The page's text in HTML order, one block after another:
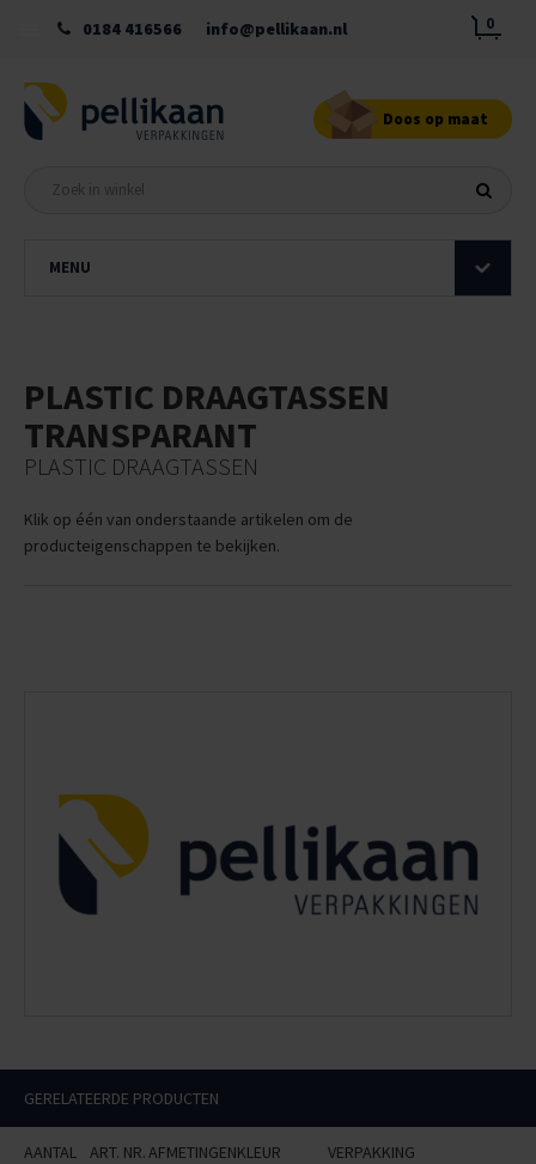
0184 416566 info@pellikaan.nl 0
Doos op maat
MENU
PLASTIC DRAAGTASSEN
TRANSPARANT
PLASTIC DRAAGTASSEN
Klik op één van onderstaande artikelen om de
producteigenschappen te bekijken.
GERELATEERDE PRODUCTEN
AANTAL ART. NR.AFMETINGENKLEUR VERPAKKING